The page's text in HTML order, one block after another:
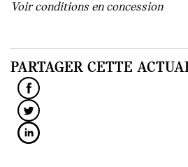
Voir conditions en concession
PARTAGER CETTE